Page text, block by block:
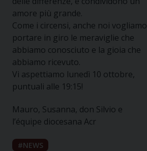
amore più grande.
Come i circensi, anche noi vogliamo
portare in giro le meraviglie che
abbiamo conosciuto e la gioia che
abbiamo ricevuto.
Vi aspettiamo lunedì 10 ottobre,
puntuali alle 19:15!
Mauro, Susanna, don Silvio e
l’équipe diocesana Acr
NEWS